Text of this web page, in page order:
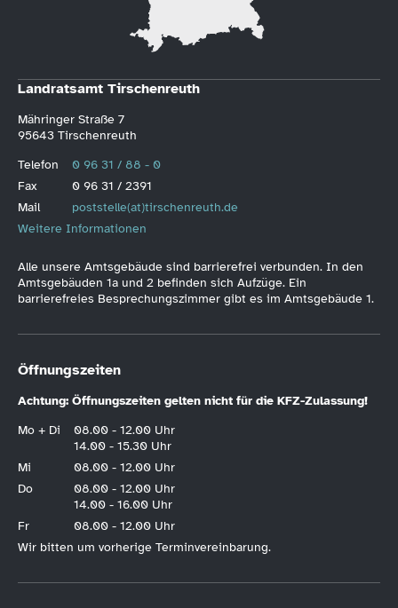
Landratsamt Tirschenreuth
Mähringer Straße 7
95643 Tirschenreuth
Telefon
0 96 31 / 88 - 0
Fax
0 96 31 / 2391
Mail
poststelle(at)tirschenreuth.de
Weitere Informationen
Alle unsere Amtsgebäude sind barrierefrei verbunden. In den
Amtsgebäuden 1a und 2 befinden sich Aufzüge. Ein
barrierefreies Besprechungszimmer gibt es im Amtsgebäude 1.
Öffnungszeiten
Achtung: Öffnungszeiten gelten nicht für die KFZ-Zulassung!
Mo + Di
08.00 - 12.00 Uhr
14.00 - 15.30 Uhr
Mi
08.00 - 12.00 Uhr
Do
08.00 - 12.00 Uhr
14.00 - 16.00 Uhr
Fr
08.00 - 12.00 Uhr
Wir bitten um vorherige Terminvereinbarung.